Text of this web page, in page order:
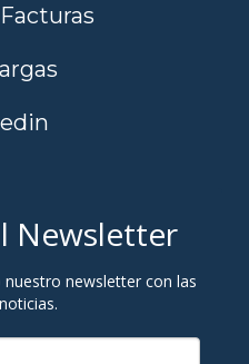
Newsletter
newsletter con las